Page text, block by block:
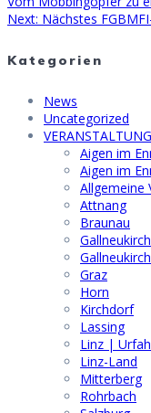
Next: Next
Nächstes
Kategorien
News
Uncategorized
Aigen im
Aigen im
Allgemeine
Attnang
Braunau
Graz
Horn
Kirchdorf
Lassing
Linz |
Linz-Land
Mitterberg
Rohrbach